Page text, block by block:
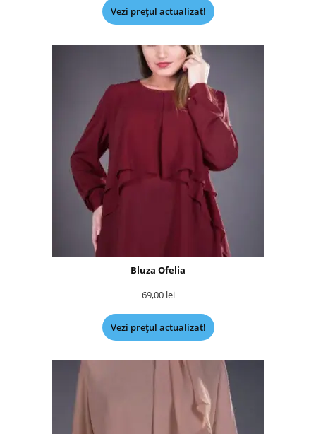
Vezi prețul actualizat!
Bluza Ofelia
69,00 lei
Vezi prețul actualizat!